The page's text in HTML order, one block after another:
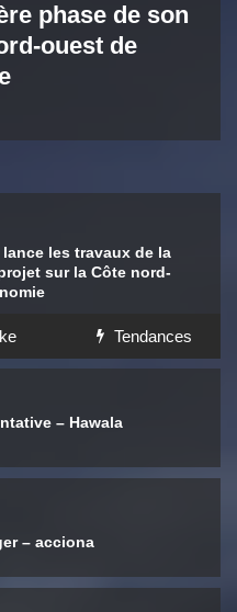
les travaux de la
sur la Côte nord-
phase de son
ouest de
Tendances
– Hawala
– acciona